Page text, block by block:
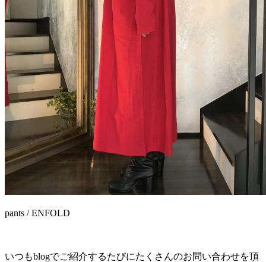
pants / ENFOLD
いつもblogでご紹介するたびにたくさんのお問い合わせを頂